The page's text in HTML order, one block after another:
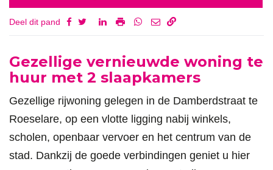
Deel dit pand
Omschrijving
Gezellige vernieuwde woning te
huur met 2 slaapkamers
Gezellige rijwoning gelegen in de Damberdstraat te
Roeselare, op een vlotte ligging nabij winkels,
scholen, openbaar vervoer en het centrum van de
stad. Dankzij de goede verbindingen geniet u hier